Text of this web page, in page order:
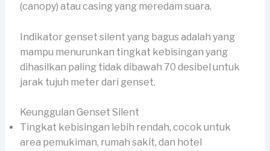
(canopy) atau casing yang meredam suara.
Indikator genset silent yang bagus adalah yang
mampu menurunkan tingkat kebisingan yang
dihasilkan paling tidak dibawah 70 desibel untuk
jarak tujuh meter dari genset.
Keunggulan Genset Silent
Tingkat kebisingan lebih rendah, cocok untuk
area pemukiman, rumah sakit, dan hotel